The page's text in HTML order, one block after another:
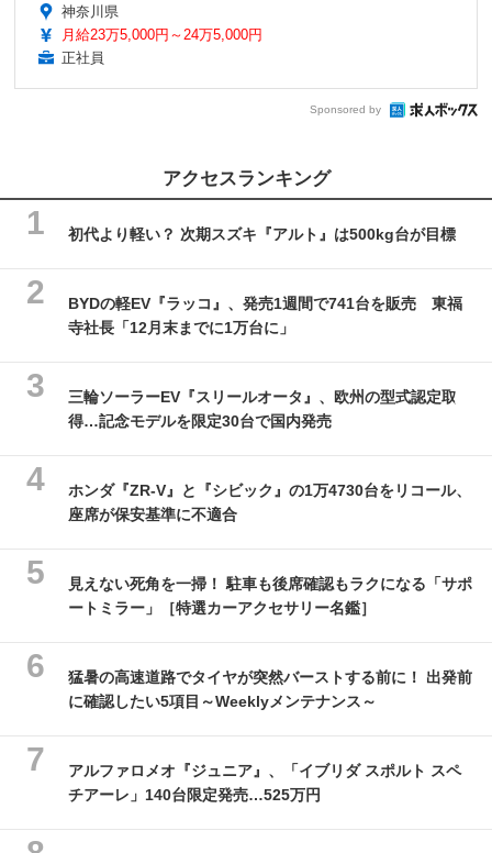
神奈川県
月給23万5,000円～24万5,000円
正社員
Sponsored by
アクセスランキング
初代より軽い？ 次期スズキ『アルト』は500kg台が目標
BYDの軽EV『ラッコ』、発売1週間で741台を販売 東福
寺社長「12月末までに1万台に」
三輪ソーラーEV『スリールオータ』、欧州の型式認定取
得…記念モデルを限定30台で国内発売
ホンダ『ZR-V』と『シビック』の1万4730台をリコール、
座席が保安基準に不適合
見えない死角を一掃！ 駐車も後席確認もラクになる「サポ
ートミラー」［特選カーアクセサリー名鑑］
猛暑の高速道路でタイヤが突然バーストする前に！ 出発前
に確認したい5項目～Weeklyメンテナンス～
アルファロメオ『ジュニア』、「イブリダ スポルト スペ
チアーレ」140台限定発売…525万円